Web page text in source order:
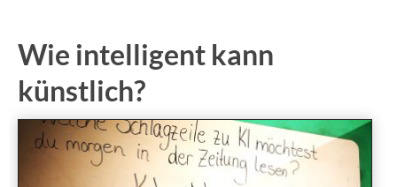
Wie intelligent kann
künstlich?